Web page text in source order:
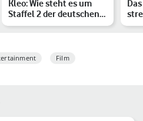
Kleo: Wie steht es um
Staffel 2 der deutschen
Netflix-Serie?
Film